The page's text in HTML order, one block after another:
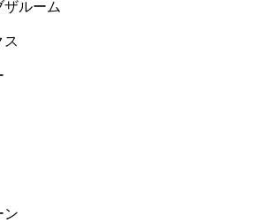
ザルーム
ス
ン